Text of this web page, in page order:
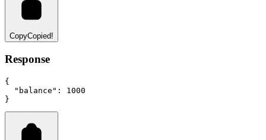
CopyCopied!
Response
{
"balance" :
1000
}